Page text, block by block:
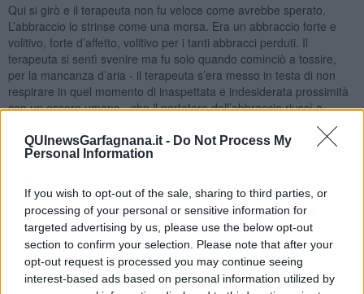
QUInewsGarfagnana.it - Do Not Process My
Personal Information
If you wish to opt-out of the sale, sharing to third parties, or
processing of your personal or sensitive information for
targeted advertising by us, please use the below opt-out
section to confirm your selection. Please note that after your
opt-out request is processed you may continue seeing
interest-based ads based on personal information utilized by
Qui si girò e il terapeuta non fu veloce come avrebbe sperato.
L’abbraccio lo strinse come una morsa. Era un abbraccio forte e
volitivo, forte d’affetto, volitivo per i tanti abbracci perduti. Il
terapeuta si sentì svenire ma fu solo quando cominciò a tossire,
per la mancanza d’aria - il terapeuta s’era messo in testa di non
respirare in quel momento di inaspettata e indesiderata prossimità
con un essere umano - che il portatore dell’abbraccio riuscì a
portare via il suo abbraccio. Lo staccò, di forza, tendendo le braccia
fino a portarsi le mani dietro alla schiena e a stringerle in un
abbraccio improprio fra loro stesse. Si scusò, indietreggiando, fino
provato prima.
Quella sera, il portatore dell’abbraccio, si abbracciò. Ne sentiva un
vero bisogno. Accadde davanti allo specchio. Per sua fortuna
teneva in casa uno specchio autoportante, un regalo di sua nonna,
uno di quegli specchi sviluppati in altezza, che non hanno bisogno
di muri perché hanno gambe proprie a tenerli in piedi. L’abbraccio